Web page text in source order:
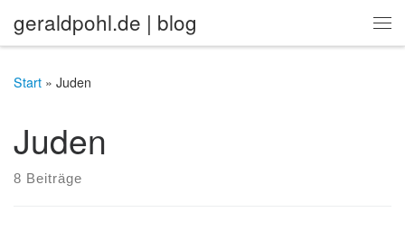
Zum Inhalt springen
geraldpohl.de | blog
Start » Juden
Juden
8 Beiträge